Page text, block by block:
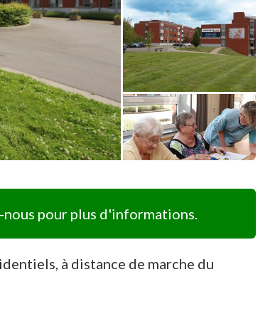
pour plus d'informations.
à distance de marche du